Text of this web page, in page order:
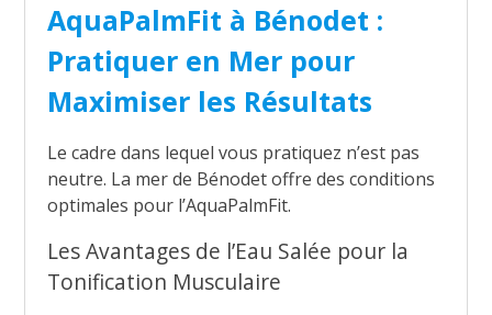
AquaPalmFit à Bénodet :
Pratiquer en Mer pour
Maximiser les Résultats
Le cadre dans lequel vous pratiquez n’est pas
neutre. La mer de Bénodet offre des conditions
optimales pour l’AquaPalmFit.
Les Avantages de l’Eau Salée pour la
Tonification Musculaire